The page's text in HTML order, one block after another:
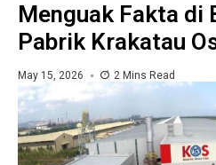
Menguak Fakta di
Pabrik Krakatau
May 15, 2026 2 Mins Read